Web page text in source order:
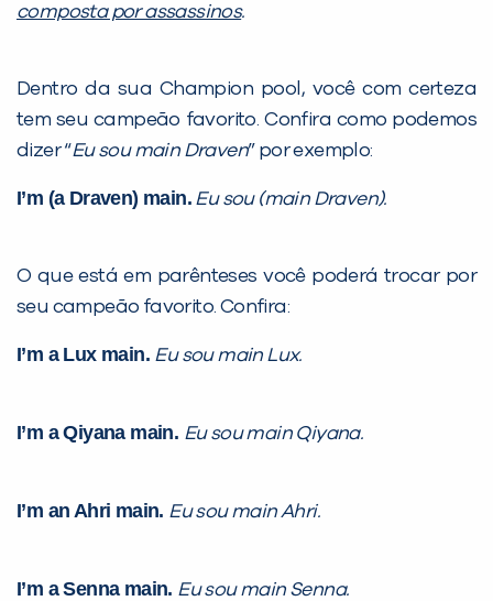
composta por assassinos.
Dentro da sua Champion pool, você com certeza
tem seu campeão favorito. Confira como podemos
dizer “Eu sou main Draven” por exemplo:
I’m (a Draven) main. Eu sou (main Draven).
O que está em parênteses você poderá trocar por
seu campeão favorito. Confira:
I’m a Lux main. Eu sou main Lux.
I’m a Qiyana main. Eu sou main Qiyana.
I’m an Ahri main. Eu sou main Ahri.
I’m a Senna main. Eu sou main Senna.